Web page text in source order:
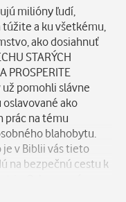
milióny ľudí,
a ku všetkému,
ako dosiahnuť
STARÝCH
PROSPERITE
pomohli slávne
oslavované ako
prác na tému
blahobytu.
v Biblii vás tieto
na bezpečnú cestu k
Oslavovaný
ponúka